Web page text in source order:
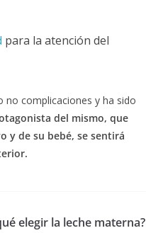
para la atención del
no complicaciones y ha sido
del mismo, que
y de su bebé, se sentirá
elegir la leche materna?